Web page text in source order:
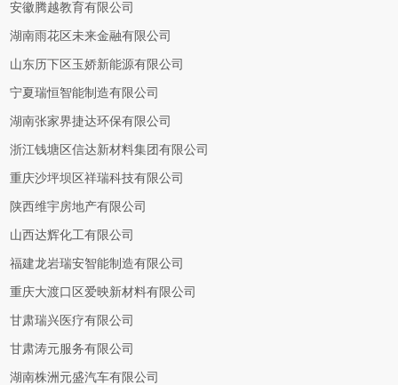
安徽腾越教育有限公司
湖南雨花区未来金融有限公司
山东历下区玉娇新能源有限公司
宁夏瑞恒智能制造有限公司
湖南张家界捷达环保有限公司
浙江钱塘区信达新材料集团有限公司
重庆沙坪坝区祥瑞科技有限公司
陕西维宇房地产有限公司
山西达辉化工有限公司
福建龙岩瑞安智能制造有限公司
重庆大渡口区爱映新材料有限公司
甘肃瑞兴医疗有限公司
甘肃涛元服务有限公司
湖南株洲元盛汽车有限公司